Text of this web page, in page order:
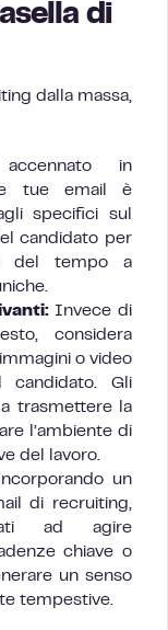
di
dalla massa,
in
le tue email è
specifici sul
candidato per
del tempo a
Invece di
considera
o video
candidato. Gli
trasmettere la
l’ambiente di
del lavoro.
un
di recruiting,
ad agire
chiave o
un senso
tempestive.